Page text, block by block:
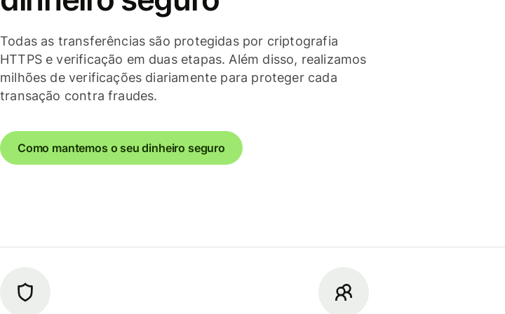
Todas as transferências são protegidas por criptografia
HTTPS e verificação em duas etapas. Além disso, realizamos
milhões de verificações diariamente para proteger cada
transação contra fraudes.
Como mantemos o seu dinheiro seguro